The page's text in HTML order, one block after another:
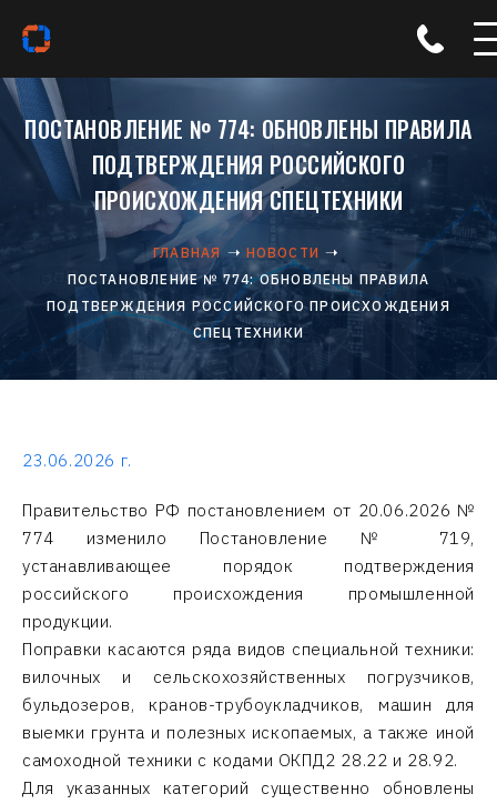
ПОСТАНОВЛЕНИЕ № 774: ОБНОВЛЕНЫ ПРАВИЛА
ПОДТВЕРЖДЕНИЯ РОССИЙСКОГО
ПРОИСХОЖДЕНИЯ СПЕЦТЕХНИКИ
ГЛАВНАЯ
НОВОСТИ
ПОСТАНОВЛЕНИЕ № 774: ОБНОВЛЕНЫ ПРАВИЛА
ПОДТВЕРЖДЕНИЯ РОССИЙСКОГО ПРОИСХОЖДЕНИЯ
СПЕЦТЕХНИКИ
23.06.2026 г.
Правительство РФ постановлением от 20.06.2026 №
774 изменило Постановление № 719,
устанавливающее порядок подтверждения
российского происхождения промышленной
продукции.
Поправки касаются ряда видов специальной техники:
вилочных и сельскохозяйственных погрузчиков,
бульдозеров, кранов-трубоукладчиков, машин для
выемки грунта и полезных ископаемых, а также иной
самоходной техники с кодами ОКПД2 28.22 и 28.92.
Для указанных категорий существенно обновлены